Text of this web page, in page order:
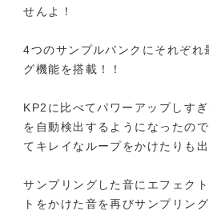
せんよ！
4つのサンプルバンクにそれぞれ
グ機能を搭載！！
KP2に比べてパワーアップしす
を自動検出するようになったの
てキレイなループをかけたりも出
サンプリングした音にエフェク
トをかけた音を再びサンプリン